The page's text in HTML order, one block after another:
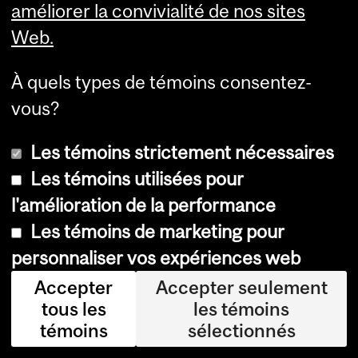
m
en
pui
ss
ts,
ce
qui
lai
ss
sci
améliorer la convivialité de nos sites
Web.
À quels types de témoins consentez-
vous?
Les témoins strictement nécessaires
Les témoins utilisées pour
l'amélioration de la performance
Les témoins de marketing pour
personnaliser vos expériences web
Accepter
tous les
témoins
Accepter seulement
les témoins
sélectionnés